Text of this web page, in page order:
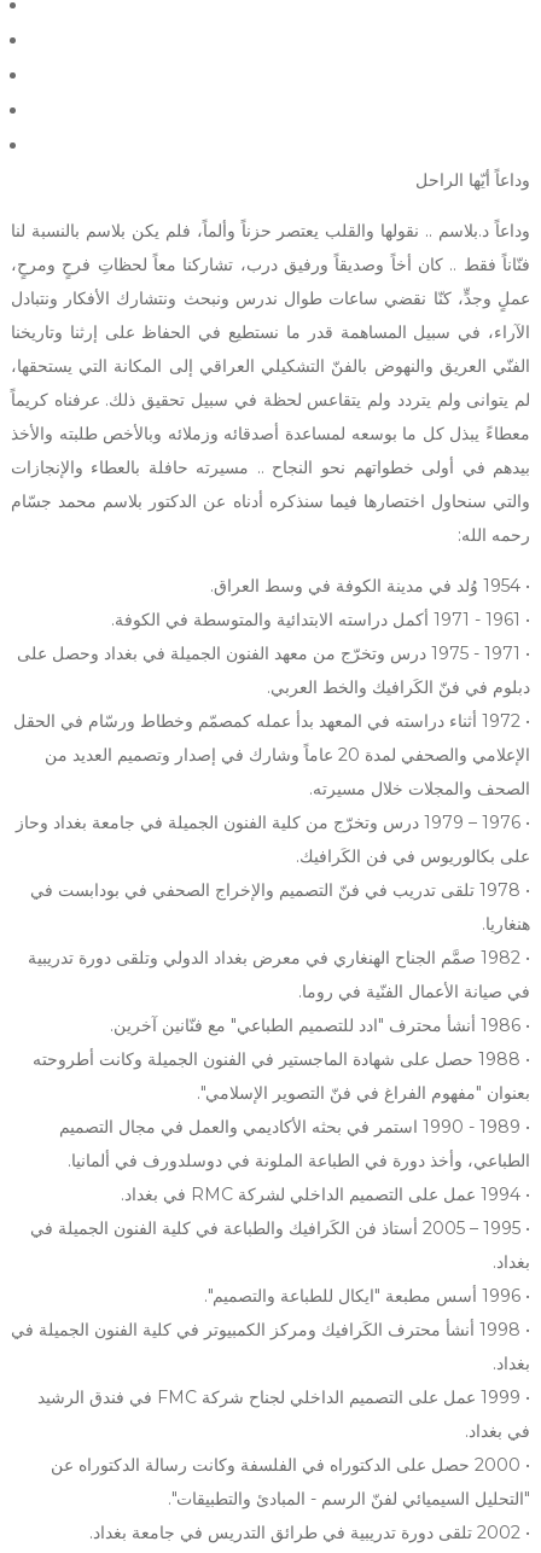
وداعاً أيّها الراحل
وداعاً د.بلاسم .. نقولها والقلب يعتصر حزناً وألماً، فلم يكن بلاسم بالنسبة لنا
فنّاناً فقط .. كان أخاً وصديقاً ورفيق درب، تشاركنا معاً لحظاتِ فرحٍ ومرحٍ،
عملٍ وجدٍّ، كنّا نقضي ساعات طوال ندرس ونبحث ونتشارك الأفكار ونتبادل
الآراء، في سبيل المساهمة قدر ما نستطيع في الحفاظ على إرثنا وتاريخنا
الفنّي العريق والنهوض بالفنّ التشكيلي العراقي إلى المكانة التي يستحقها،
لم يتوانى ولم يتردد ولم يتقاعس لحظة في سبيل تحقيق ذلك. عرفناه كريماً
معطاءً يبذل كل ما بوسعه لمساعدة أصدقائه وزملائه وبالأخص طلبته والأخذ
بيدهم في أولى خطواتهم نحو النجاح .. مسيرته حافلة بالعطاء والإنجازات
والتي سنحاول اختصارها فيما سنذكره أدناه عن الدكتور بلاسم محمد جسّام
رحمه الله:
• 1954 وُلد في مدينة الكوفة في وسط العراق.
• 1961 - 1971 أكمل دراسته الابتدائية والمتوسطة في الكوفة.
• 1971 - 1975 درس وتخرّج من معهد الفنون الجميلة في بغداد وحصل على
دبلوم في فنّ الكَرافيك والخط العربي.
• 1972 أثناء دراسته في المعهد بدأ عمله كمصمّم وخطاط ورسّام في الحقل
الإعلامي والصحفي لمدة 20 عاماً وشارك في إصدار وتصميم العديد من
الصحف والمجلات خلال مسيرته.
• 1976 – 1979 درس وتخرّج من كلية الفنون الجميلة في جامعة بغداد وحاز
على بكالوريوس في فن الكَرافيك.
• 1978 تلقى تدريب في فنّ التصميم والإخراج الصحفي في بودابست في
هنغاريا.
• 1982 صمَّم الجناح الهنغاري في معرض بغداد الدولي وتلقى دورة تدريبية
في صيانة الأعمال الفنّية في روما.
• 1986 أنشأ محترف "ادد للتصميم الطباعي" مع فنّانين آخرين.
• 1988 حصل على شهادة الماجستير في الفنون الجميلة وكانت أطروحته
بعنوان "مفهوم الفراغ في فنّ التصوير الإسلامي".
• 1989 - 1990 استمر في بحثه الأكاديمي والعمل في مجال التصميم
الطباعي، وأخذ دورة في الطباعة الملونة في دوسلدورف في ألمانيا.
• 1994 عمل على التصميم الداخلي لشركة RMC في بغداد.
• 1995 – 2005 أستاذ فن الكَرافيك والطباعة في كلية الفنون الجميلة في
بغداد.
• 1996 أسس مطبعة "ايكال للطباعة والتصميم".
• 1998 أنشأ محترف الكَرافيك ومركز الكمبيوتر في كلية الفنون الجميلة في
بغداد.
• 1999 عمل على التصميم الداخلي لجناح شركة FMC في فندق الرشيد
في بغداد.
• 2000 حصل على الدكتوراه في الفلسفة وكانت رسالة الدكتوراه عن
"التحليل السيميائي لفنّ الرسم - المبادئ والتطبيقات".
• 2002 تلقى دورة تدريبية في طرائق التدريس في جامعة بغداد.